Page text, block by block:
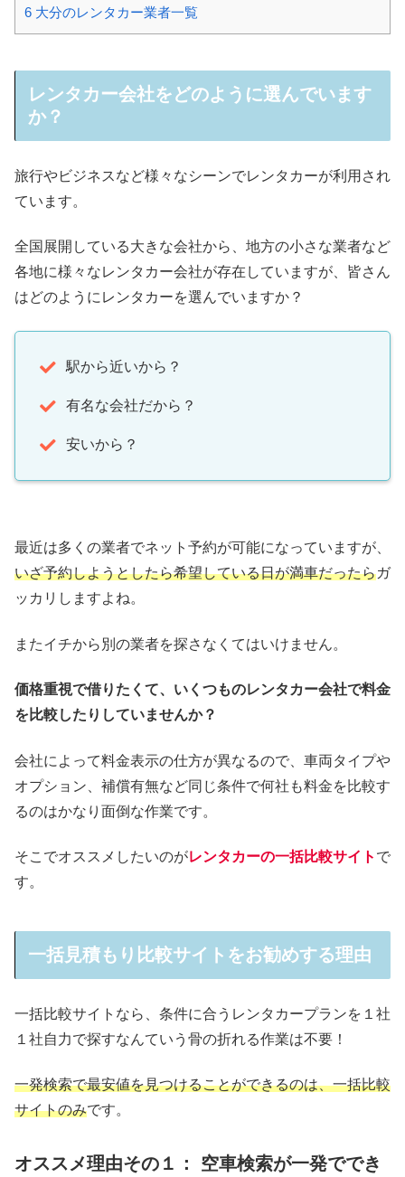
6 大分のレンタカー業者一覧
レンタカー会社をどのように選んでいます
か？
旅行やビジネスなど様々なシーンでレンタカーが利用され
ています。
全国展開している大きな会社から、地方の小さな業者など
各地に様々なレンタカー会社が存在していますが、皆さん
はどのようにレンタカーを選んでいますか？
駅から近いから？
有名な会社だから？
安いから？
最近は多くの業者でネット予約が可能になっていますが、
いざ予約しようとしたら希望している日が満車だったらガ
ッカリしますよね。
またイチから別の業者を探さなくてはいけません。
価格重視で借りたくて、いくつものレンタカー会社で料金
を比較したりしていませんか？
会社によって料金表示の仕方が異なるので、車両タイプや
オプション、補償有無など同じ条件で何社も料金を比較す
るのはかなり面倒な作業です。
そこでオススメしたいのがレンタカーの一括比較サイト で
す。
一括見積もり比較サイトをお勧めする理由
一括比較サイトなら、条件に合うレンタカープランを１社
１社自力で探すなんていう骨の折れる作業は不要！
一発検索で最安値を見つけることができるのは、一括比較
サイトのみです。
オススメ理由その１： 空車検索が一発ででき